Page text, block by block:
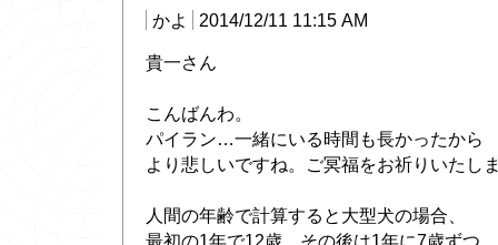
かよ
2014/12/11 11:15 AM
貴一さん
こんばんわ。
パイラン…一緒にいる時間も長かったから
より悲しいですね。ご冥福をお祈りいたし
人間の年齢で計算すると大型犬の場合、
最初の1年で12歳、その後は1年に7歳ずつ